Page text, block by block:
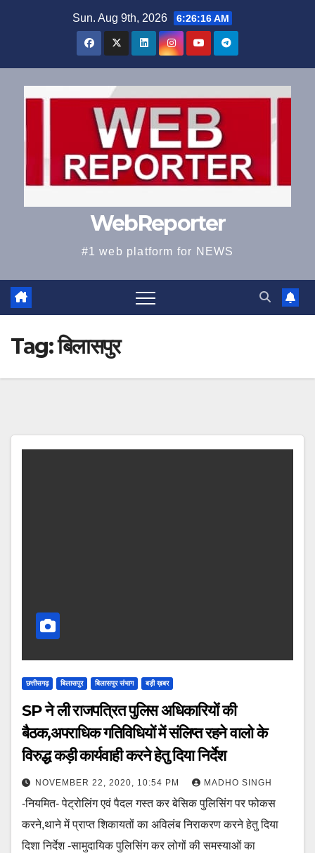
Sun. Aug 9th, 2026 6:26:17 AM
WebReporter
#1 web platform for NEWS
Tag:बिलासपुर
छत्तीसगढ़ बिलासपुर बिलासपुर संभाग बड़ी ख़बर
SP ने ली राजपत्रित पुलिस अधिकारियों की
बैठक,अपराधिक गतिविधियों में संलिप्त रहने वालो के
विरुद्ध कड़ी कार्यवाही करने हेतु दिया निर्देश
NOVEMBER 22, 2020, 10:54 PM MADHO SINGH
-नियमित- पेट्रोलिंग एवं पैदल गस्त कर बेसिक पुलिसिंग पर फोकस
करने,थाने में प्राप्त शिकायतों का अविलंब निराकरण करने हेतु दिया
दिशा निर्देश -सामुदायिक पुलिसिंग कर लोगों की समस्याओं का